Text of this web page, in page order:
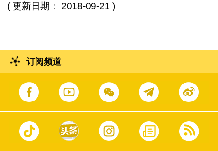
( 更新日期： 2018-09-21 )
订阅频道